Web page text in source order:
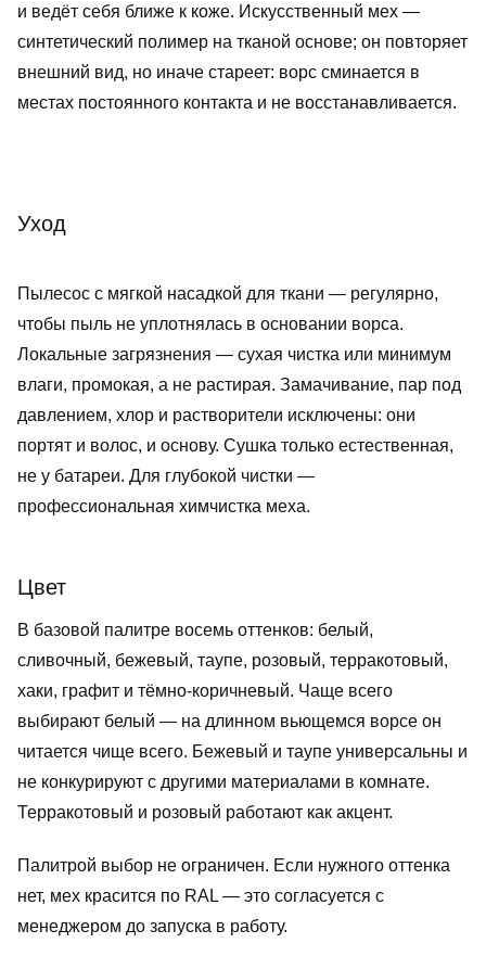
и ведёт себя ближе к коже. Искусственный мех —
синтетический полимер на тканой основе; он повторяет
внешний вид, но иначе стареет: ворс сминается в
местах постоянного контакта и не восстанавливается.
Уход
Пылесос с мягкой насадкой для ткани — регулярно,
чтобы пыль не уплотнялась в основании ворса.
Локальные загрязнения — сухая чистка или минимум
влаги, промокая, а не растирая. Замачивание, пар под
давлением, хлор и растворители исключены: они
портят и волос, и основу. Сушка только естественная,
не у батареи. Для глубокой чистки —
профессиональная химчистка меха.
Цвет
В базовой палитре восемь оттенков: белый,
сливочный, бежевый, таупе, розовый, терракотовый,
хаки, графит и тёмно-коричневый. Чаще всего
выбирают белый — на длинном вьющемся ворсе он
читается чище всего. Бежевый и таупе универсальны и
не конкурируют с другими материалами в комнате.
Терракотовый и розовый работают как акцент.
Палитрой выбор не ограничен. Если нужного оттенка
нет, мех красится по RAL — это согласуется с
менеджером до запуска в работу.